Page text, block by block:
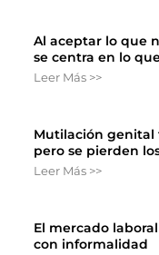
Al aceptar lo que
se centra en lo
Leer Más >>
Mutilación genital
pero se pierden
Leer Más >>
El mercado
con informalidad